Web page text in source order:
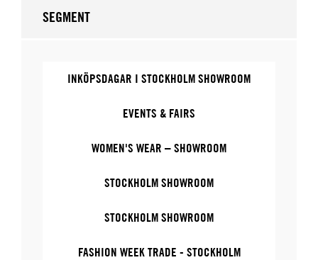
SEGMENT
INKÖPSDAGAR I STOCKHOLM SHOWROOM
EVENTS & FAIRS
WOMEN'S WEAR – SHOWROOM
STOCKHOLM SHOWROOM
STOCKHOLM SHOWROOM
FASHION WEEK TRADE - STOCKHOLM